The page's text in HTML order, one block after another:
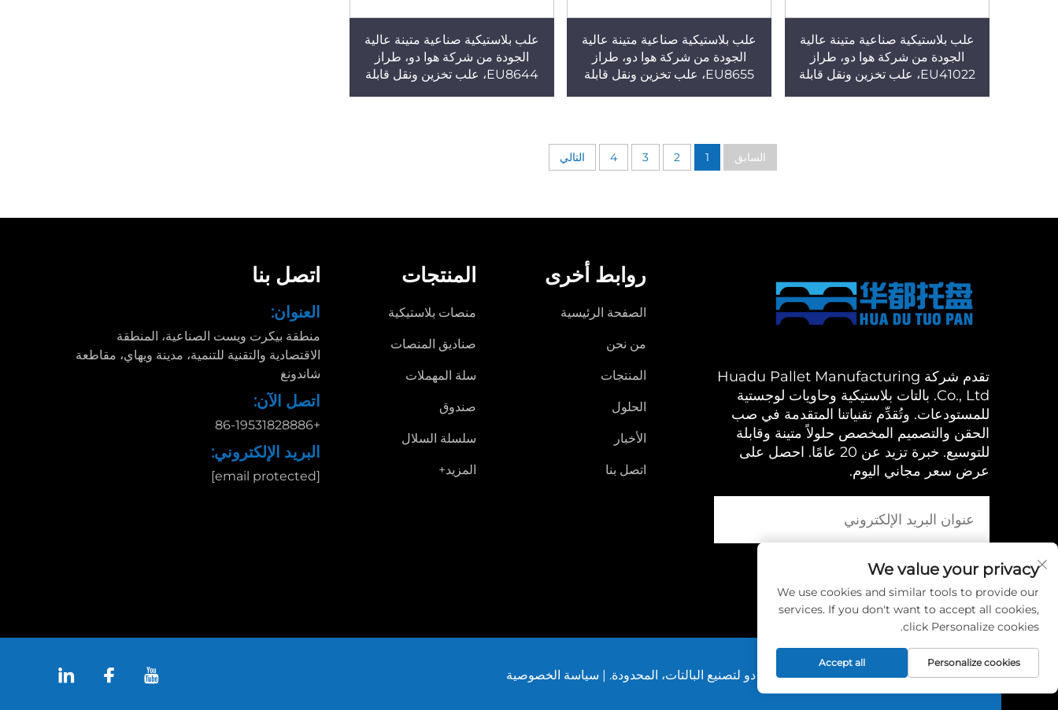
علب بلاستيكية صناعية متينة عالية
الجودة من شركة هوا دو، طراز
EU41022، علب تخزين ونقل قابلة
علب بلاستيكية صناعية متينة عالية
الجودة من شركة هوا دو، طراز
EU8655، علب تخزين ونقل قابلة
علب بلاستيكية صناعية متينة عالية
الجودة من شركة هوا دو، طراز
EU8644، علب تخزين ونقل قابلة
السابق 1
2
3
4 التالي
تقدم شركة Huadu Pallet Manufacturing
Co., Ltd. بالتات بلاستيكية وحاويات لوجستية
للمستودعات. وتُقدِّم تقنياتنا المتقدمة في صب
الحقن والتصميم المخصص حلولاً متينة وقابلة
للتوسيع. خبرة تزيد عن 20 عامًا. احصل على
عرض سعر مجاني اليوم.
روابط أخرى
الصفحة الرئيسية
من نحن
المنتجات
الحلول
الأخبار
اتصل بنا
المنتجات
منصات بلاستيكية
صناديق المنصات
سلة المهملات
صندوق
سلسلة السلال
المزيد+
اتصل بنا
العنوان:
منطقة بيكرت ويست الصناعية، المنطقة
الاقتصادية والتقنية للتنمية، مدينة ويهاي، مقاطعة
شاندونغ
اتصل الآن:
+86-19531828886
البريد الإلكتروني:
[email protected]
حقوق الطبع والنشر © 2025 بواسطة شركة هوا دو لتصنيع البالتات، المحدودة. | سياسة الخصوصية
We value your privacy
We use cookies and similar tools to provide our
services. If you don't want to accept all cookies,
click Personalize cookies.
Personalize cookies
Accept all